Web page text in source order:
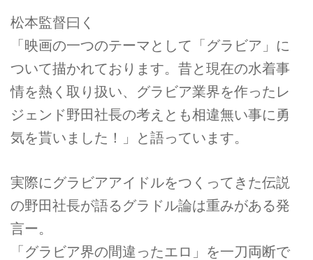
松本監督曰く
「映画の一つのテーマとして「グラビア」に
ついて描かれております。昔と現在の水着事
情を熱く取り扱い、グラビア業界を作ったレ
ジェンド野田社長の考えとも相違無い事に勇
気を貰いました！」と語っています。
実際にグラビアアイドルをつくってきた伝説
の野田社長が語るグラドル論は重みがある発
言ー。
「グラビア界の間違ったエロ」を一刀両断で